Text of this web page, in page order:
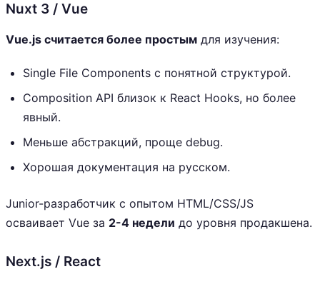
Nuxt 3 / Vue
Vue.js считается более простым для изучения:
Single File Components с понятной структурой.
Composition API близок к React Hooks, но более
явный.
Меньше абстракций, проще debug.
Хорошая документация на русском.
Junior-разработчик с опытом HTML/CSS/JS
осваивает Vue за 2-4 недели до уровня продакшена.
Next.js / React